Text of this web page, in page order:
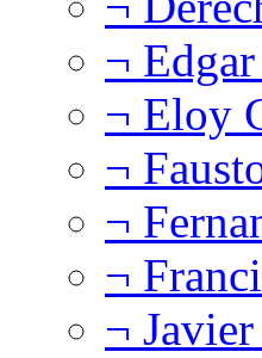
¬
¬ Eloy
¬
¬
¬
¬ Javier